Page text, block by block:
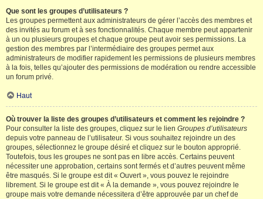
Que sont les groupes d’utilisateurs ?
Les groupes permettent aux administrateurs de gérer l’accès des membres et
des invités au forum et à ses fonctionnalités. Chaque membre peut appartenir
à un ou plusieurs groupes et chaque groupe peut avoir ses permissions. La
gestion des membres par l’intermédiaire des groupes permet aux
administrateurs de modifier rapidement les permissions de plusieurs membres
à la fois, telles qu’ajouter des permissions de modération ou rendre accessible
un forum privé.
Haut
Où trouver la liste des groupes d’utilisateurs et comment les rejoindre ?
Pour consulter la liste des groupes, cliquez sur le lien Groupes d’utilisateurs
depuis votre panneau de l’utilisateur. Si vous souhaitez rejoindre un des
groupes, sélectionnez le groupe désiré et cliquez sur le bouton approprié.
Toutefois, tous les groupes ne sont pas en libre accès. Certains peuvent
nécessiter une approbation, certains sont fermés et d’autres peuvent même
être masqués. Si le groupe est dit « Ouvert », vous pouvez le rejoindre
librement. Si le groupe est dit « À la demande », vous pouvez rejoindre le
groupe mais votre demande nécessitera d’être approuvée par un chef de